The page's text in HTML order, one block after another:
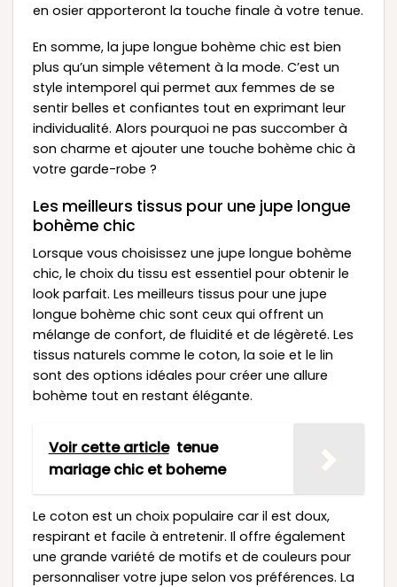
en osier apporteront la touche finale à votre tenue.
En somme, la jupe longue bohème chic est bien
plus qu’un simple vêtement à la mode. C’est un
style intemporel qui permet aux femmes de se
sentir belles et confiantes tout en exprimant leur
individualité. Alors pourquoi ne pas succomber à
son charme et ajouter une touche bohème chic à
votre garde-robe ?
Les meilleurs tissus pour une jupe longue
bohème chic
Lorsque vous choisissez une jupe longue bohème
chic, le choix du tissu est essentiel pour obtenir le
look parfait. Les meilleurs tissus pour une jupe
longue bohème chic sont ceux qui offrent un
mélange de confort, de fluidité et de légèreté. Les
tissus naturels comme le coton, la soie et le lin
sont des options idéales pour créer une allure
bohème tout en restant élégante.
Voir cette article tenue
mariage chic et boheme
Le coton est un choix populaire car il est doux,
respirant et facile à entretenir. Il offre également
une grande variété de motifs et de couleurs pour
personnaliser votre jupe selon vos préférences. La